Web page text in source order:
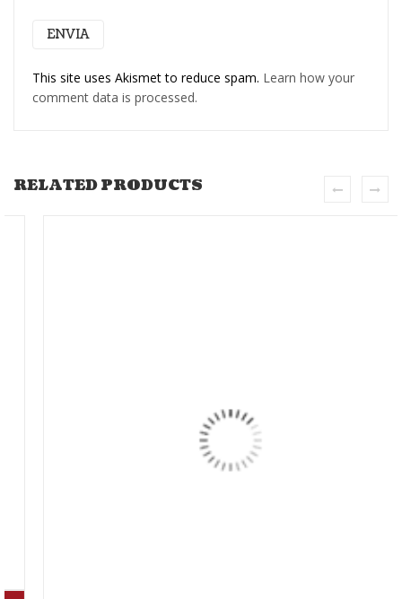
This site uses Akismet to reduce spam. Learn how your
comment data is processed.
RELATED PRODUCTS